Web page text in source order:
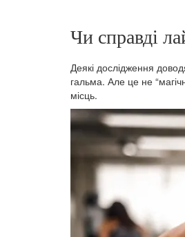
Чи справді
Деякі дослідження
гальма. Але це не
місць.